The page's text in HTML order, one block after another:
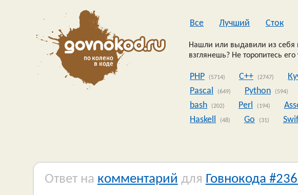
Все Лучший Сток
Нашли или выдавили из себя
взглянешь? Не торопитесь
PHP (5714) C++ (2747)
Pascal (649) Python (594)
bash (202) Perl (194)
Haskell (48) Go (31)
Ответ на комментарий для Говнокода